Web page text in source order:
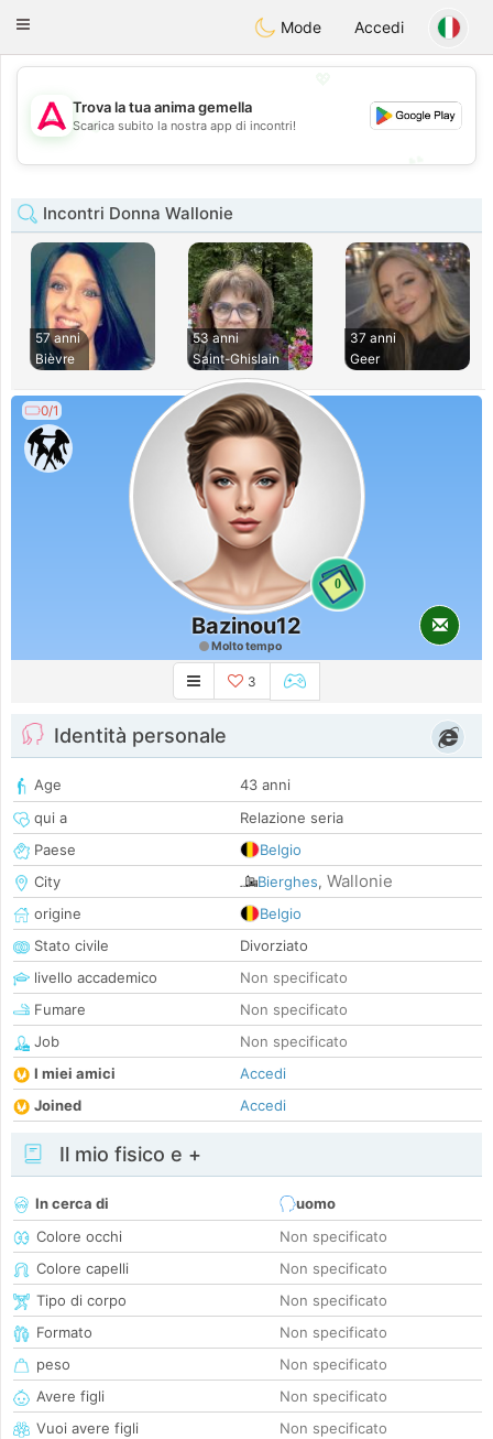
Tantôt
Toggle
Mode Accedi
💖
💕
Trova la tua anima gemella
Scarica subito la nostra app di incontri!
Incontri Donna Wallonie
57 anni
Bièvre
53 anni
Saint-Ghislain
37 anni
Geer
0/1
0
Bazinou12
Molto tempo
3
Identità personale
Age
43 anni
qui a
Relazione seria
Paese
Belgio
City
Bierghes, Wallonie
origine
Belgio
Stato civile
Divorziato
livello accademico
Non specificato
Fumare
Non specificato
Job
Non specificato
I miei amici
Accedi
Joined
Accedi
Il mio fisico e +
In cerca di
uomo
Colore occhi
Non specificato
Colore capelli
Non specificato
Tipo di corpo
Non specificato
Formato
Non specificato
peso
Non specificato
Avere figli
Non specificato
Vuoi avere figli
Non specificato